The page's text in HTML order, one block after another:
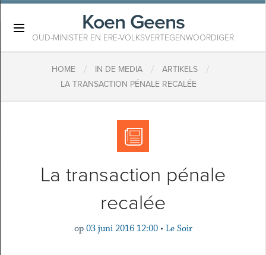
Koen Geens
OUD-MINISTER EN ERE-VOLKSVERTEGENWOORDIGER
HOME / IN DE MEDIA / ARTIKELS /
LA TRANSACTION PÉNALE RECALÉE
La transaction pénale
recalée
op 03 juni 2016 12:00 • Le Soir